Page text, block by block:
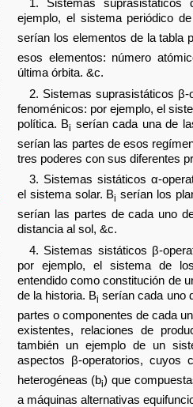
1. Sistemas suprasistáticos
ejemplo, el sistema periódico
serían los elementos de la tabla
esos elementos: número
última órbita. &c.
2. Sistemas suprasistáticos
fenoménicos: por ejemplo, el
política. Bi serían cada una de
serían las partes de esos
tres poderes con sus diferentes
3. Sistemas sistáticos α-
el sistema solar. Bi serían los
serían las partes de cada uno
distancia al sol, &c.
4. Sistemas sistáticos β-
por ejemplo, el sistema de
entendido como constitución de
de la historia. Bi serían cada uno
partes o componentes de cada
existentes, relaciones de
también un ejemplo de un
aspectos β-operatorios, cuyos
heterogéneas (bi) que
a máquinas alternativas